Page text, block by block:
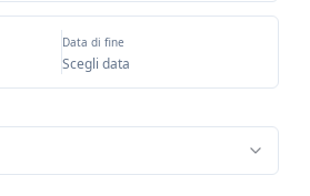
Data di fine
Scegli data